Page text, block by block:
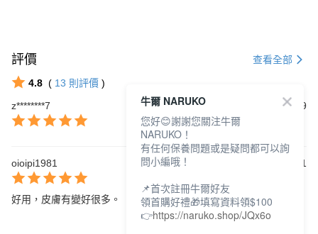
評價 查看全部
4.8 ( 13 則評價 )
z********7
2026/02/09
oioipi1981 2024/07/11
好用，皮膚有變好很多。
牛爾 NARUKO
您好😊謝謝您關注牛爾
NARUKO！
有任何保養問題或是疑問都可以詢
問小編哦！
📌首次註冊牛爾好友
領首購好禮🎁填寫資料領$100
👉https://naruko.shop/JQx6o